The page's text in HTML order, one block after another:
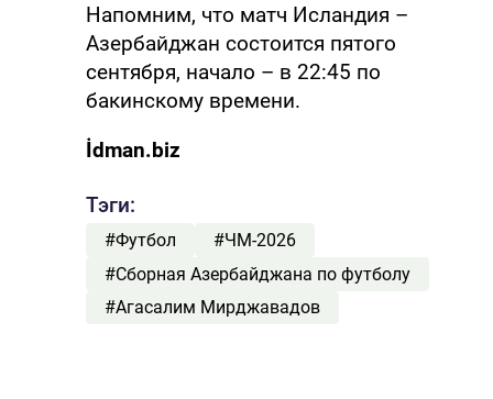
Напомним, что матч Исландия –
Азербайджан состоится пятого
сентября, начало – в 22:45 по
бакинскому времени.
İdman.biz
Тэги:
#Футбол
#ЧМ-2026
#Сборная Азербайджана по футболу
#Агасалим Мирджавадов